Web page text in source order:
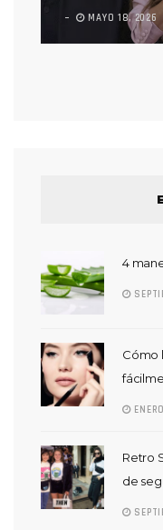
MAYO 18, 2026
4
Cómo
Retro
de